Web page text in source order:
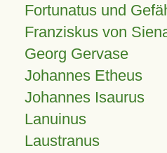
Fortunatus und
Franziskus von
Georg Gervase
Johannes Etheus
Johannes Isaurus
Lanuinus
Laustranus